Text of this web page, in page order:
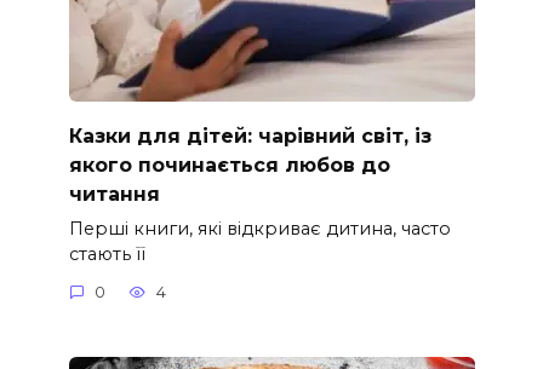
Казки для дітей: чарівний світ, із
якого починається любов до
читання
Перші книги, які відкриває дитина, часто
стають її
0 4